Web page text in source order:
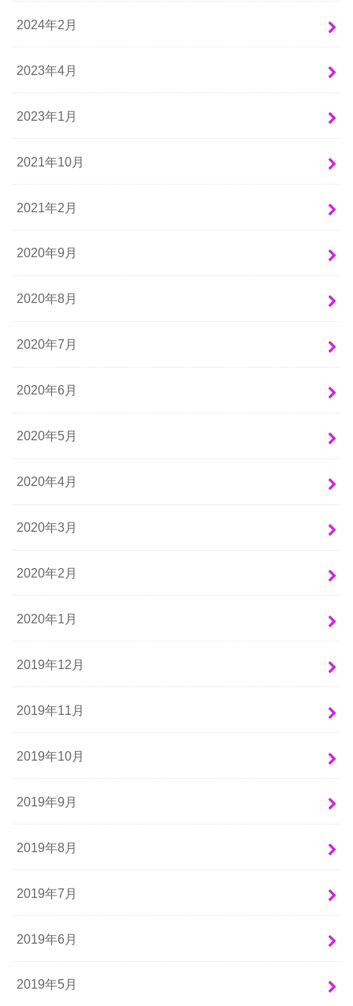
2024年2月
2023年4月
2023年1月
2021年10月
2021年2月
2020年9月
2020年8月
2020年7月
2020年6月
2020年5月
2020年4月
2020年3月
2020年2月
2020年1月
2019年12月
2019年11月
2019年10月
2019年9月
2019年8月
2019年7月
2019年6月
2019年5月